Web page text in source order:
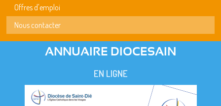
Offres d'emploi
Nous contacter
ANNUAIRE DIOCESAIN
EN LIGNE